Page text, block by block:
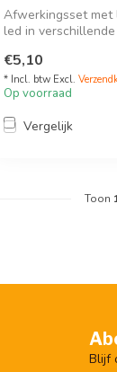
Afwerkingsset met
led in
€5,10
* Incl. btw Excl.
Op voorraad
Vergelijk
Toon
Blijf